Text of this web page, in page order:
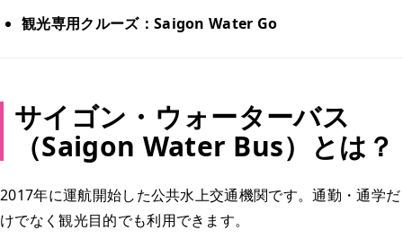
観光専用クルーズ：Saigon Water Go
サイゴン・ウォーターバス
（Saigon Water Bus）とは？
2017年に運航開始した公共水上交通機関です。通勤・通学だ
けでなく観光目的でも利用できます。